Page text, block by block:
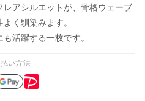
アシルエットが、骨格ウェーブ
く馴染みます。
活躍する一枚です。
い方法